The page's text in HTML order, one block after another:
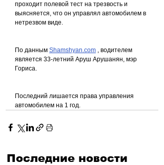
проходит полевой тест на трезвость и
выясняется, что он управлял автомобилем в
нетрезвом виде.
По данным Shamshyan.com , водителем
является 33-летний Аруш Арушанян, мэр
Гориса.
Последний лишается права управления
автомобилем на 1 год.
Последние новости